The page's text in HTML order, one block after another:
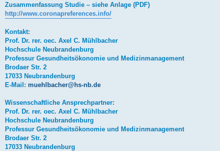
Zusammenfassung Studie – siehe Anlage (PDF)
http://www.coronapreferences.info/
Kontakt:
Prof. Dr. rer. oec. Axel C. Mühlbacher
Hochschule Neubrandenburg
Professur Gesundheitsökonomie und Medizinmanagement
Brodaer Str. 2
17033 Neubrandenburg
E-Mail: muehlbacher@hs-nb.de
Wissenschaftliche Ansprechpartner:
Prof. Dr. rer. oec. Axel C. Mühlbacher
Hochschule Neubrandenburg
Professur Gesundheitsökonomie und Medizinmanagement
Brodaer Str. 2
17033 Neubrandenburg